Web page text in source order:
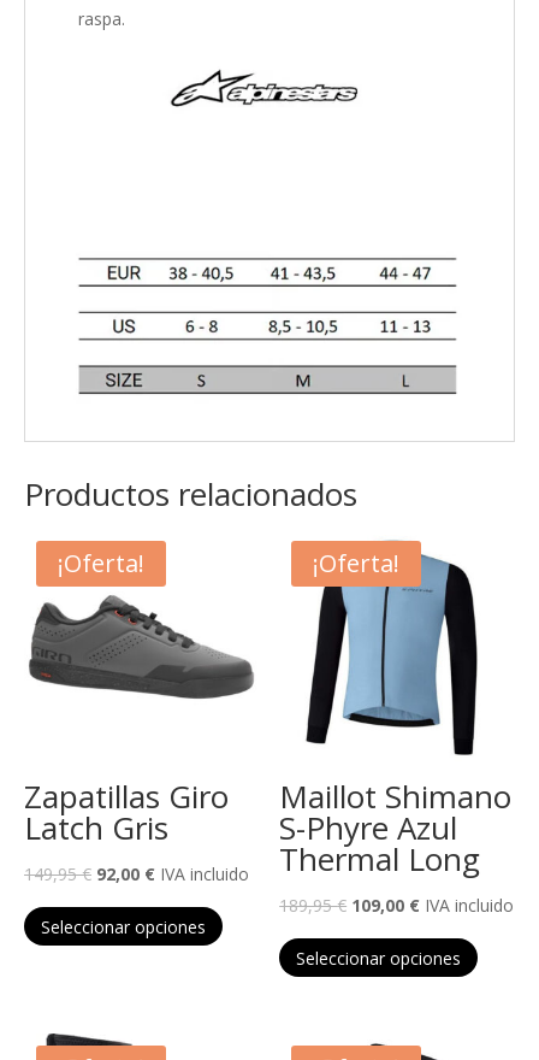
raspa.
Productos relacionados
¡Oferta!
Zapatillas Giro
Latch Gris
149,95€ El
precio
original
92,00 €El
precio
actual
IVA incluido
Seleccionar opciones
producto
¡Oferta!
Maillot Shimano
S-Phyre Azul
Thermal Long
189,95€ El
precio
original
109,00 €El
precio
actual
IVA incluido
Seleccionar opciones